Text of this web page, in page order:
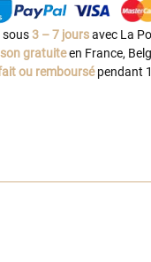
sous3 – 7 joursavec La
gratuiteen France,
ou remboursépendant